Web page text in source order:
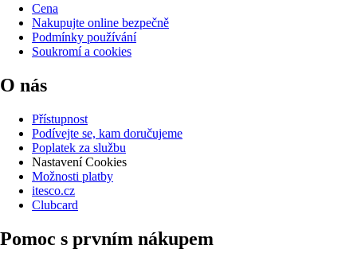
Cena
Nakupujte online bezpečně
Podmínky používání
Soukromí a cookies
O nás
Přístupnost
Podívejte se, kam doručujeme
Poplatek za službu
Nastavení Cookies
Možnosti platby
itesco.cz
Clubcard
Pomoc s prvním nákupem